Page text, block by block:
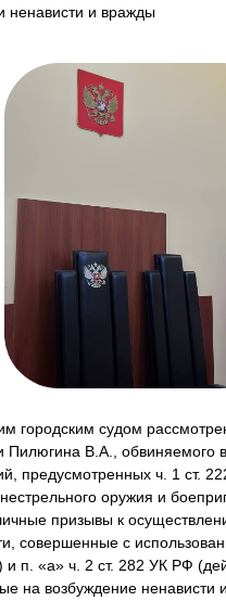
ненависти и вражды
городским судом
Пилюгина В.А., обвиняемого
предусмотренных ч. 1 ст.
оружия и
призывы к
совершенные с
и п. «а» ч. 2 ст. 282 УК РФ
на возбуждение ненависти